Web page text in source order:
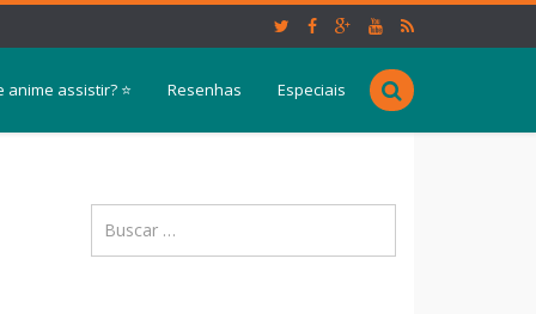
anime assistir? ⭐ Resenhas Especiais